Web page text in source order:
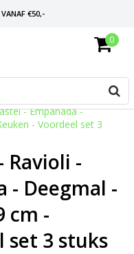
€50,-
BEDENKTIJD
0
- Empanada -
- Voordeel set 3
Ravioli -
- Deegmal -
cm -
set 3 stuks